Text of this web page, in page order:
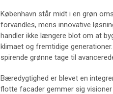
København står midt i en grøn
forvandles, mens innovative
handler ikke længere blot om at
klimaet og fremtidige
spirende grønne tage til
Bæredygtighed er blevet en
flotte facader gemmer sig